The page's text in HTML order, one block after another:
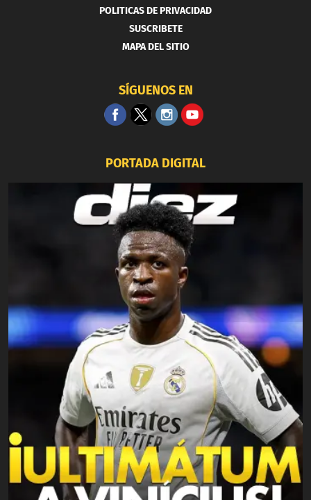
POLITICAS DE PRIVACIDAD
SUSCRIBETE
MAPA DEL SITIO
SÍGUENOS EN
PORTADA DIGITAL